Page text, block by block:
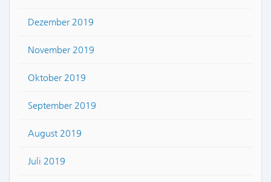
Dezember 2019
November 2019
Oktober 2019
September 2019
August 2019
Juli 2019